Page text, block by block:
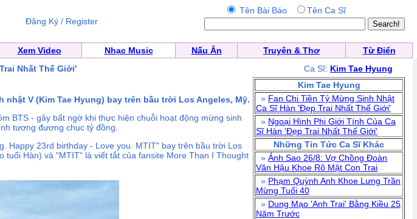
Đăng Ký / Register
Tên Bài Báo Tên Ca Sĩ
Xem Video Nhạc Music Nấu Ăn Truyện & Thơ
Từ Điển
Nhất Thế Giới' Ca Sĩ: Kim Tae Hyung
V (Kim Tae Hyung) bay trên bầu trời Los Angeles, Mỹ.
BTS - gây bất ngờ khi thực hiện chuỗi hoạt động mừng sinh
tương đương chục tỷ đồng.
Happy 23rd birthday - Love you. MTIT" bay trên bầu trời Los
Hàn) và "MTIT" là viết tắt của fansite More Than I Thought
Kim Tae Hyung
» Fan Chi Tiền Tỷ Mừng Sinh Nhật
Ca Sĩ Hàn 'Đẹp Trai Nhất Thế Giới'
» Ngoại Hình Phi Giới Tính Của Ca
Sĩ Hàn 'Đẹp Trai Nhất Thế Giới'
Những Tin Tức Ca Sĩ Khác
» Ảnh Sao 26/8: Vợ Chồng Đoàn
Văn Hậu Khoe Rõ Mặt Con Trai
» Phạm Quỳnh Anh Khoe Lưng Trần
Mừng Tuổi 40
» Dung Mạo 'Anh Trai' Bằng Kiều 25
Năm Trước